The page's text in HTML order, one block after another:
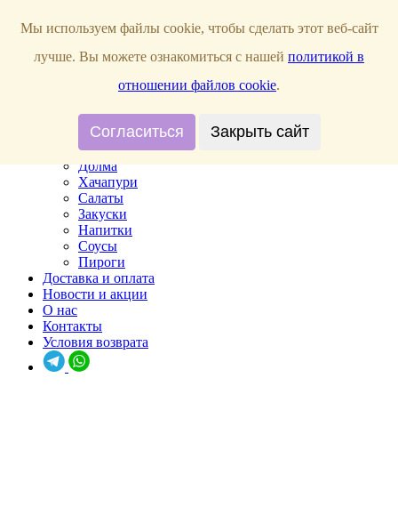
Прием заказов:
Главная
Хинкали
Долма
Хачапури
Салаты
Закуски
Напитки
Соусы
Пироги
Доставка и оплата
Новости и акции
О нас
Контакты
Условия возврата
Мы используем файлы cookie, чтобы сделать этот веб-сайт
лучше. Вы можете ознакомиться с нашей политикой в
отношении файлов cookie.
Согласиться Закрыть сайт